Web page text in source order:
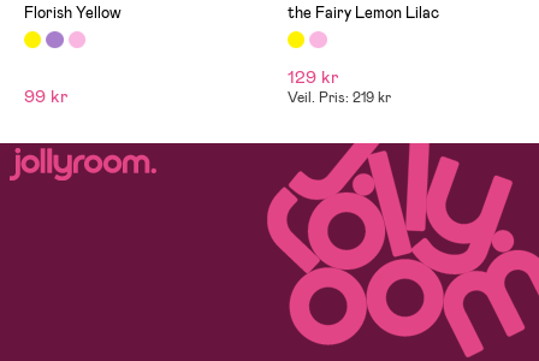
Florish Yellow
99 kr
the Fairy Lemon Lilac
129 kr
Veil. Pris: 219 kr